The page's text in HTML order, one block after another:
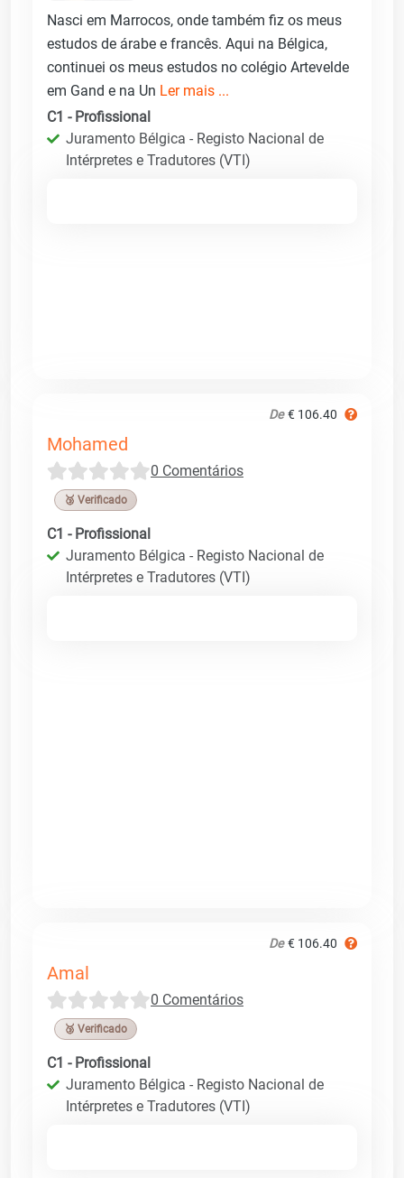
Nasci em Marrocos, onde também fiz os meus
estudos de árabe e francês. Aqui na Bélgica,
continuei os meus estudos no colégio Artevelde
em Gand e na Un Ler mais ...
C1 - Profissional
Juramento Bélgica - Registo Nacional de
Intérpretes e Tradutores (VTI)
De € 106.40
Mohamed
0 Comentários
🥉 Verificado
C1 - Profissional
Juramento Bélgica - Registo Nacional de
Intérpretes e Tradutores (VTI)
De € 106.40
Amal
0 Comentários
🥉 Verificado
C1 - Profissional
Juramento Bélgica - Registo Nacional de
Intérpretes e Tradutores (VTI)